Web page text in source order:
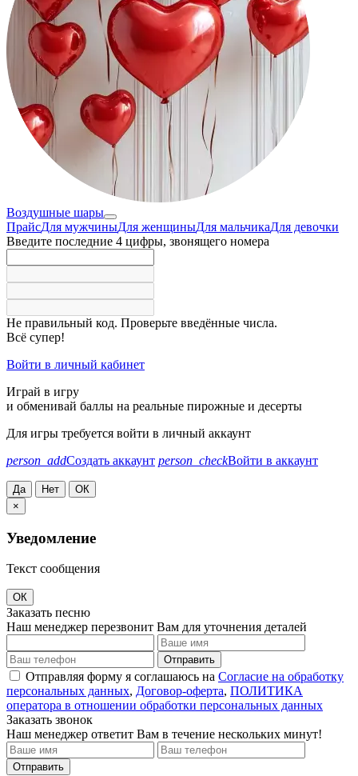
Воздушные шары
ПрайсДля мужчиныДля женщиныДля мальчикаДля девочки
Введите последние 4 цифры, звонящего номера
Не правильный код. Проверьте введённые числа.
Всё супер!
Войти в личный кабинет
Играй в игру
и обменивай баллы на реальные пирожные и десерты
Для игры требуется войти в личный аккаунт
person_addСоздать аккаунт person_checkВойти в аккаунт
Да Нет
ОК
×
Уведомление
Текст сообщения
ОК
Заказать песню
Наш менеджер перезвонит Вам для уточнения деталей
Отправить
Отправляя форму я соглашаюсь на Согласие на обработку
персональных данных, Договор-оферта, ПОЛИТИКА
оператора в отношении обработки персональных данных
Заказать звонок
Наш менеджер ответит Вам в течение нескольких минут!
Отправить